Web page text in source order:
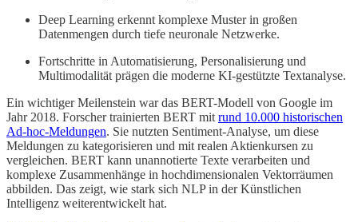
Deep Learning erkennt komplexe Muster in großen
Datenmengen durch tiefe neuronale Netzwerke.
Fortschritte in Automatisierung, Personalisierung und
Multimodalität prägen die moderne KI-gestützte Textanalyse.
Ein wichtiger Meilenstein war das BERT-Modell von Google im
Jahr 2018. Forscher trainierten BERT mit rund 10.000 historischen
Ad-hoc-Meldungen. Sie nutzten Sentiment-Analyse, um diese
Meldungen zu kategorisieren und mit realen Aktienkursen zu
vergleichen. BERT kann unannotierte Texte verarbeiten und
komplexe Zusammenhänge in hochdimensionalen Vektorräumen
abbilden. Das zeigt, wie stark sich NLP in der Künstlichen
Intelligenz weiterentwickelt hat.